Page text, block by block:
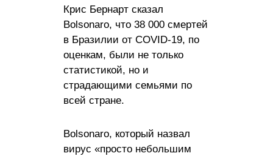
Крис Бернарт сказал
Bolsonaro, что 38 000 смертей
в Бразилии от COVID-19, по
оценкам, были не только
статистикой, но и
страдающими семьями по
всей стране.
Bolsonaro, который назвал
вирус «просто небольшим